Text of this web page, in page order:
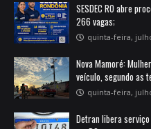
SESDEC RO abre
266 vagas;
quinta-feira,
Nova Mamoré:
veículo, segundo as
quinta-feira,
Detran libera